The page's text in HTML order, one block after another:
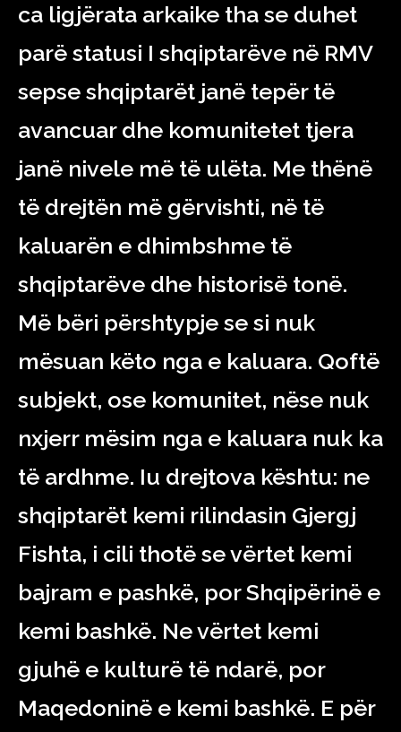
ca ligjërata arkaike tha se duhet
parë statusi I shqiptarëve në RMV
sepse shqiptarët janë tepër të
avancuar dhe komunitetet tjera
janë nivele më të ulëta. Me thënë
të drejtën më gërvishti, në të
kaluarën e dhimbshme të
shqiptarëve dhe historisë tonë.
Më bëri përshtypje se si nuk
mësuan këto nga e kaluara. Qoftë
subjekt, ose komunitet, nëse nuk
nxjerr mësim nga e kaluara nuk ka
të ardhme. Iu drejtova kështu: ne
shqiptarët kemi rilindasin Gjergj
Fishta, i cili thotë se vërtet kemi
bajram e pashkë, por Shqipërinë e
kemi bashkë. Ne vërtet kemi
gjuhë e kulturë të ndarë, por
Maqedoninë e kemi bashkë. E për